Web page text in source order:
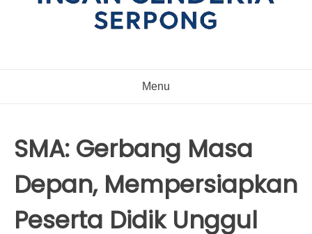
Menu
SMA: Gerbang Masa
Depan, Mempersiapkan
Peserta Didik Unggul